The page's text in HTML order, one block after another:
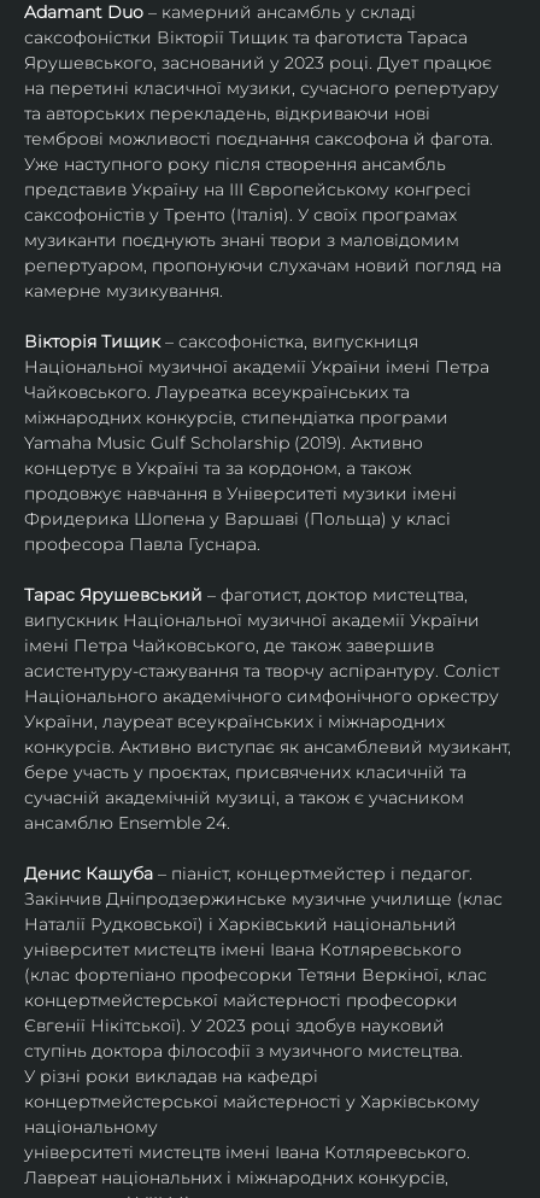
Adamant Duo – камерний ансамбль у складі
саксофоністки Вікторії Тищик та фаготиста Тараса
Ярушевського, заснований у 2023 році. Дует працює
на перетині класичної музики, сучасного репертуару
та авторських перекладень, відкриваючи нові
темброві можливості поєднання саксофона й фагота.
Уже наступного року після створення ансамбль
представив Україну на ІІІ Європейському конгресі
саксофоністів у Тренто (Італія). У своїх програмах
музиканти поєднують знані твори з маловідомим
репертуаром, пропонуючи слухачам новий погляд на
камерне музикування.
Вікторія Тищик – саксофоністка, випускниця
Національної музичної академії України імені Петра
Чайковського. Лауреатка всеукраїнських та
міжнародних конкурсів, стипендіатка програми
Yamaha Music Gulf Scholarship (2019). Активно
концертує в Україні та за кордоном, а також
продовжує навчання в Університеті музики імені
Фридерика Шопена у Варшаві (Польща) у класі
професора Павла Гуснара.
Тарас Ярушевський – фаготист, доктор мистецтва,
випускник Національної музичної академії України
імені Петра Чайковського, де також завершив
асистентуру-стажування та творчу аспірантуру. Соліст
Національного академічного симфонічного оркестру
України, лауреат всеукраїнських і міжнародних
конкурсів. Активно виступає як ансамблевий музикант,
бере участь у проєктах, присвячених класичній та
сучасній академічній музиці, а також є учасником
ансамблю Ensemble 24.
Денис Кашуба – піаніст, концертмейстер і педагог.
Закінчив Дніпродзержинське музичне училище (клас
Наталії Рудковської) і Харківський національний
університет мистецтв імені Івана Котляревського
(клас фортепіано професорки Тетяни Веркіної, клас
концертмейстерської майстерності професорки
Євгенії Нікітської). У 2023 році здобув науковий
ступінь доктора філософії з музичного мистецтва.
У різні роки викладав на кафедрі
концертмейстерської майстерності у Харківському
національному
університеті мистецтв імені Івана Котляревського.
Лавреат національних і міжнародних конкурсів,